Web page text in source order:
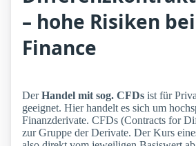
– hohe Risiken
Finance
DerHandel mit sog. CFDs ist für
geeignet. Hier handelt es sich um
Finanzderivate. CFDs (Contracts for
zur Gruppe der Derivate. Der Kurs